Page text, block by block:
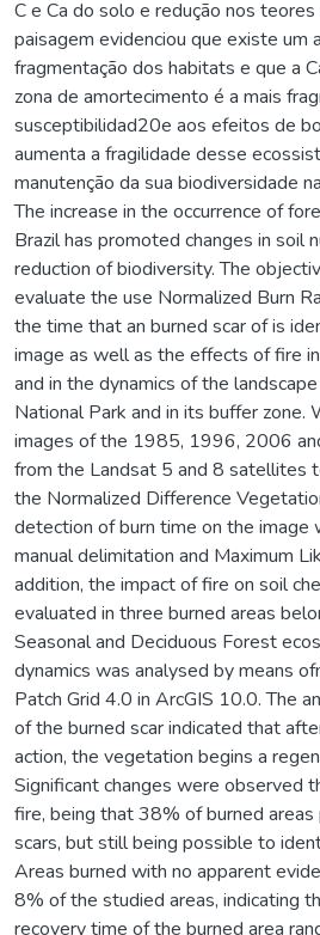
C e Ca do solo e redução nos
paisagem evidenciou que existe um
fragmentação dos habitats e que a
zona de amortecimento é a mais
susceptibilidad20e aos efeitos de
aumenta a fragilidade desse
manutenção da sua biodiversidade
The increase in the occurrence of
Brazil has promoted changes in soil
reduction of biodiversity. The
evaluate the use Normalized Burn
the time that an burned scar of is
image as well as the effects of fire
and in the dynamics of the
National Park and in its buffer zone.
images of the 1985, 1996, 2006
from the Landsat 5 and 8 satellites
the Normalized Difference
detection of burn time on the image
manual delimitation and Maximum
addition, the impact of fire on soil
evaluated in three burned areas
Seasonal and Deciduous Forest
dynamics was analysed by means
Patch Grid 4.0 in ArcGIS 10.0. The
of the burned scar indicated that
action, the vegetation begins a
Significant changes were observed
fire, being that 38% of burned
scars, but still being possible to
Areas burned with no apparent
8% of the studied areas, indicating
recovery time of the burned area